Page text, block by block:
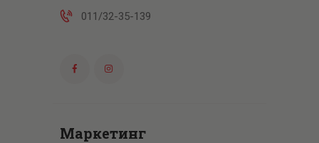
011/32-35-139
Маркетинг